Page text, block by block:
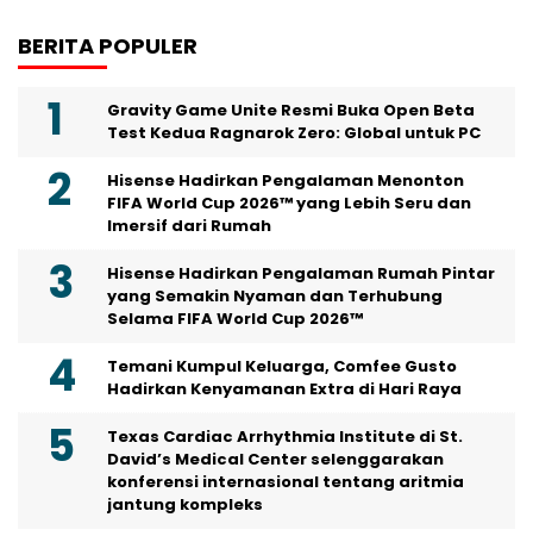
BERITA POPULER
Gravity Game Unite Resmi Buka Open Beta
Test Kedua Ragnarok Zero: Global untuk PC
Hisense Hadirkan Pengalaman Menonton
FIFA World Cup 2026™ yang Lebih Seru dan
Imersif dari Rumah
Hisense Hadirkan Pengalaman Rumah Pintar
yang Semakin Nyaman dan Terhubung
Selama FIFA World Cup 2026™
Temani Kumpul Keluarga, Comfee Gusto
Hadirkan Kenyamanan Extra di Hari Raya
Texas Cardiac Arrhythmia Institute di St.
David’s Medical Center selenggarakan
konferensi internasional tentang aritmia
jantung kompleks